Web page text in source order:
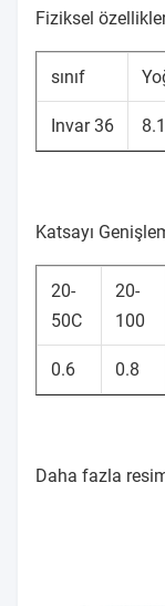
Fiziksel
sınıf
Invar 36
Katsayı
20-
50C
20-
100
0.6 0.8
Daha fazla